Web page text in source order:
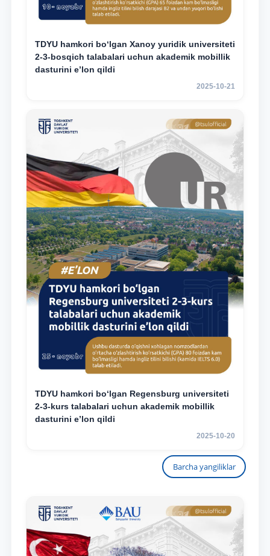
TDYU hamkori bo‘lgan Xanoy yuridik universiteti
2-3-bosqich talabalari uchun akademik mobillik
dasturini e’lon qildi
2025-10-21
TDYU hamkori bo‘lgan Regensburg universiteti
2-3-kurs talabalari uchun akademik mobillik
dasturini e’lon qildi
2025-10-20
Barcha yangiliklar